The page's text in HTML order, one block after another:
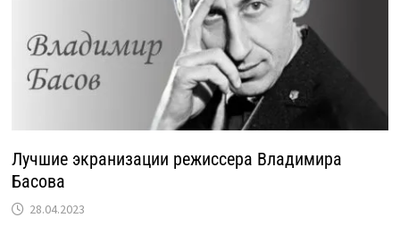
Лучшие экранизации режиссера Владимира
Басова
28.04.2023